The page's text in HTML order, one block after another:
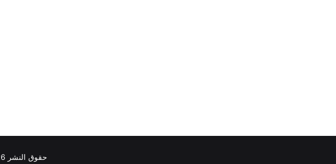
حقوق النشر 2026، © جميع الحقوق محفوظة |